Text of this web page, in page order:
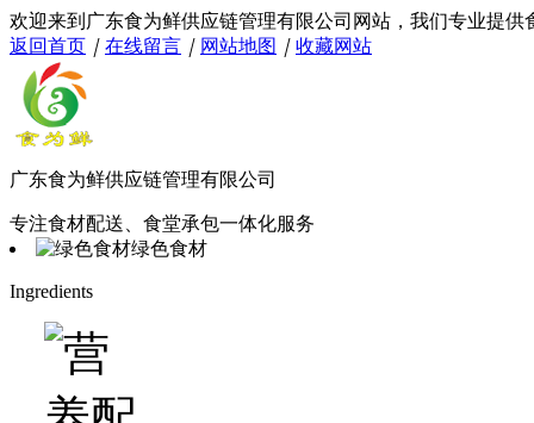
欢迎来到广东食为鲜供应链管理有限公司网站，我们专业提
返回首页 ｜ 在线留言 ｜ 网站地图 ｜ 收藏网站
广东食为鲜供应链管理有限公司
专注食材配送、食堂承包一体化服务
绿色食材
Ingredients